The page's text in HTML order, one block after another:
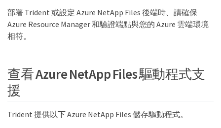
部署 Trident 或設定 Azure NetApp Files 後端時、請確保
Azure Resource Manager 和驗證端點與您的 Azure 雲端環境
相符。
查看 Azure NetApp Files 驅動程式支
援
Trident 提供以下 Azure NetApp Files 儲存驅動程式。